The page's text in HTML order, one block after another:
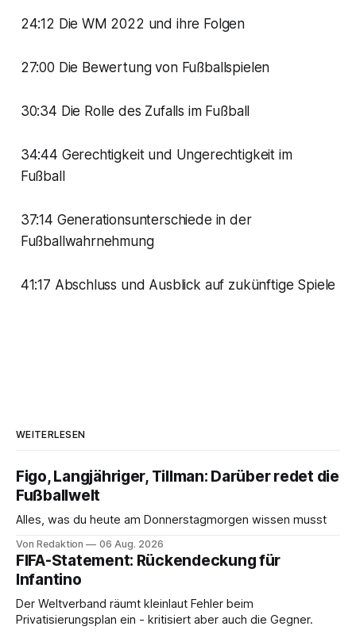
24:12 Die WM 2022 und ihre Folgen
27:00 Die Bewertung von Fußballspielen
30:34 Die Rolle des Zufalls im Fußball
34:44 Gerechtigkeit und Ungerechtigkeit im
Fußball
37:14 Generationsunterschiede in der
Fußballwahrnehmung
41:17 Abschluss und Ausblick auf zukünftige Spiele
WEITERLESEN
Figo, Langjähriger, Tillman: Darüber redet die
Fußballwelt
Alles, was du heute am Donnerstagmorgen wissen musst
Von Redaktion 06 Aug. 2026
FIFA-Statement: Rückendeckung für
Infantino
Der Weltverband räumt kleinlaut Fehler beim
Privatisierungsplan ein - kritisiert aber auch die Gegner.